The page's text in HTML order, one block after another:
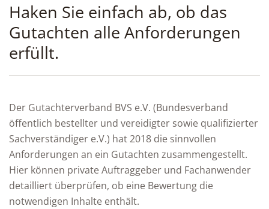
Haken Sie einfach ab, ob das
Gutachten alle Anforderungen
erfüllt.
Der Gutachterverband BVS e.V. (Bundesverband
öffentlich bestellter und vereidigter sowie qualifizierter
Sachverständiger e.V.) hat 2018 die sinnvollen
Anforderungen an ein Gutachten zusammengestellt.
Hier können private Auftraggeber und Fachanwender
detailliert überprüfen, ob eine Bewertung die
notwendigen Inhalte enthält.